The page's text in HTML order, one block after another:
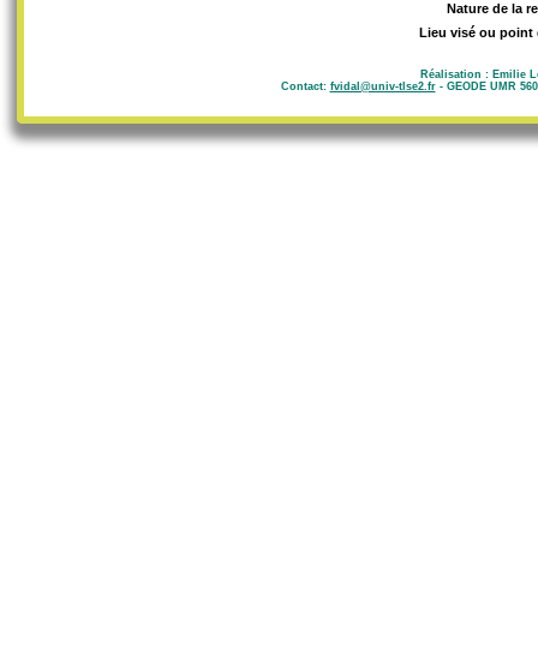
Nature de la
Lieu visé ou point
Réalisation : Emilie
Contact: fvidal@univ-tlse2.fr- GEODE UMR